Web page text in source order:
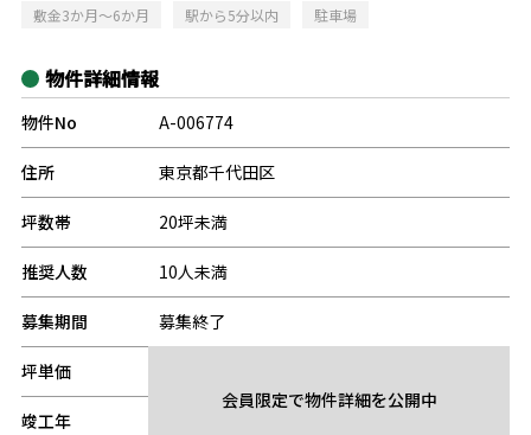
敷金3か月～6か月
駅から5分以内 駐車場
物件詳細情報
物件No A-006774
住所 東京都千代田区
坪数帯 20坪未満
推奨人数 10人未満
募集期間 募集終了
坪単価
竣工年
会員限定で物件詳細を公開中